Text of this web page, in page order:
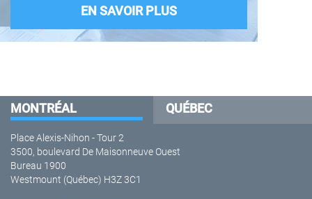
EN SAVOIR PLUS
MONTRÉAL QUÉBEC
Place Alexis-Nihon - Tour 2
3500, boulevard De Maisonneuve Ouest
Bureau 1900
Westmount (Québec) H3Z 3C1